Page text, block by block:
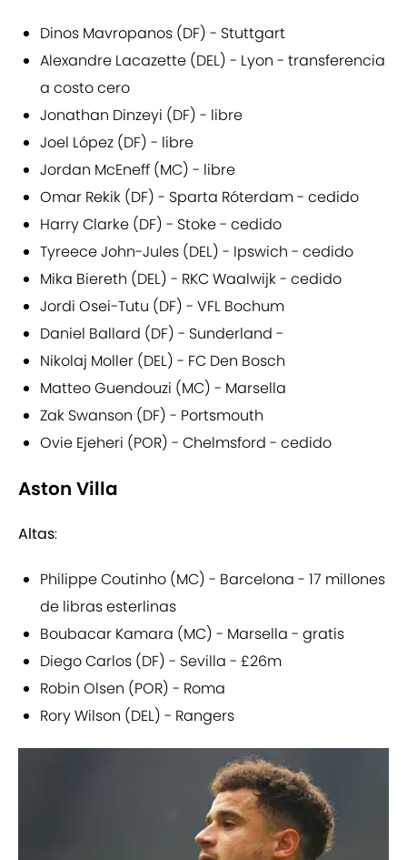
Dinos Mavropanos (DF) - Stuttgart
Alexandre Lacazette (DEL) - Lyon - transferencia
a costo cero
Jonathan Dinzeyi (DF) - libre
Joel López (DF) - libre
Jordan McEneff (MC) - libre
Omar Rekik (DF) - Sparta Róterdam - cedido
Harry Clarke (DF) - Stoke - cedido
Tyreece John-Jules (DEL) - Ipswich - cedido
Mika Biereth (DEL) - RKC Waalwijk - cedido
Jordi Osei-Tutu (DF) - VFL Bochum
Daniel Ballard (DF) - Sunderland -
Nikolaj Moller (DEL) - FC Den Bosch
Matteo Guendouzi (MC) - Marsella
Zak Swanson (DF) - Portsmouth
Ovie Ejeheri (POR) - Chelmsford - cedido
Aston Villa
Altas:
Philippe Coutinho (MC) - Barcelona - 17 millones
de libras esterlinas
Boubacar Kamara (MC) - Marsella - gratis
Diego Carlos (DF) - Sevilla - £26m
Robin Olsen (POR) - Roma
Rory Wilson (DEL) - Rangers